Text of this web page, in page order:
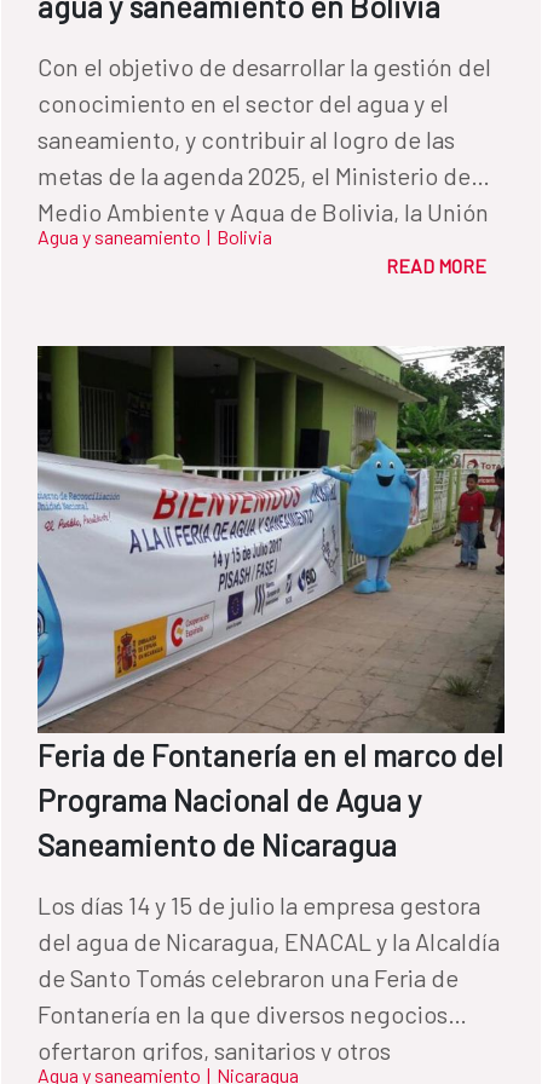
Con el objetivo de desarrollar la gestión del
conocimiento en el sector del agua y el
saneamiento, y contribuir al logro de las
metas de la agenda 2025, el Ministerio de
Medio Ambiente y Agua de Bolivia, la Unión
Europea y la AECID han desarrollado en el
CIMAS.
Agua y saneamiento | Bolivia
READ MORE
Feria de Fontanería en el marco del
Programa Nacional de Agua y
Saneamiento de Nicaragua
Los días 14 y 15 de julio la empresa gestora
del agua de Nicaragua, ENACAL y la Alcaldía
de Santo Tomás celebraron una Feria de
Fontanería en la que diversos negocios
ofertaron grifos, sanitarios y otros
Agua y saneamiento | Nicaragua